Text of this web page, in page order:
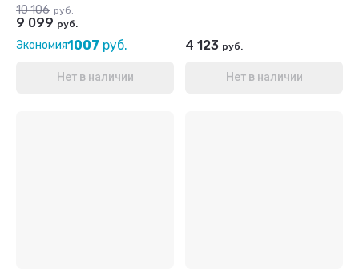
10 106 руб.
9 099 руб.
Экономия1007 руб.
Нет в наличии
4 123 руб.
Нет в наличии